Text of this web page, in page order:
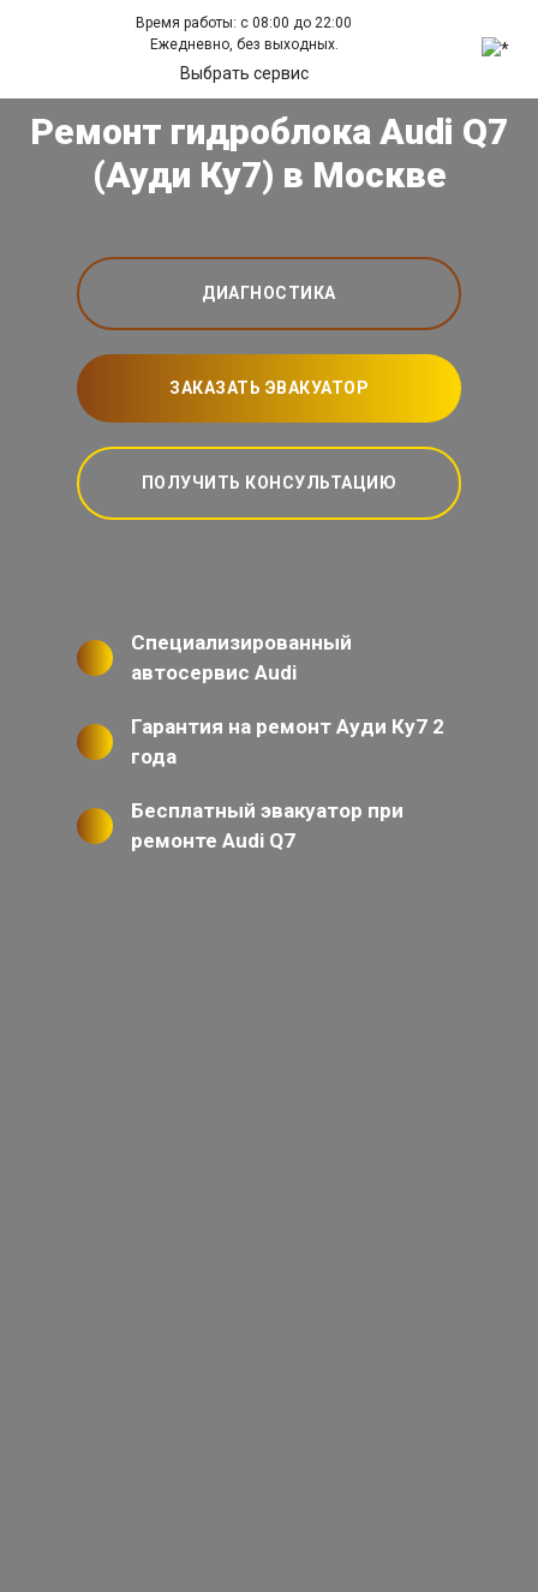
Время работы: с 08:00 до 22:00
Ежедневно, без выходных.
Выбрать сервис
Ремонт гидроблока Audi Q7
(Ауди Ку7) в Москве
ДИАГНОСТИКА
ЗАКАЗАТЬ ЭВАКУАТОР
ПОЛУЧИТЬ КОНСУЛЬТАЦИЮ
Специализированный
автосервис Audi
Гарантия на ремонт Ауди Ку7 2
года
Бесплатный эвакуатор при
ремонте Audi Q7